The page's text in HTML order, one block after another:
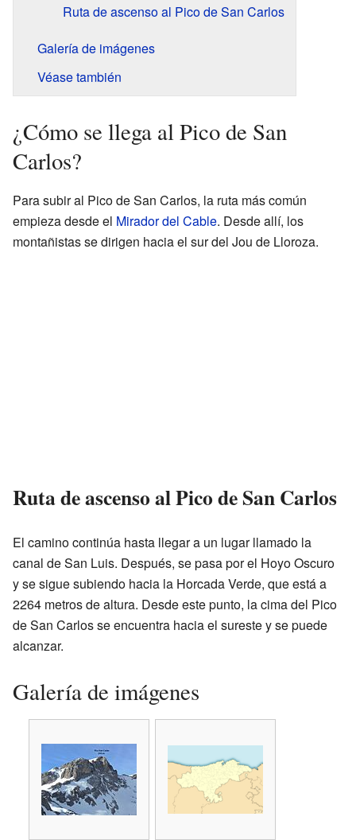
Ruta de ascenso al Pico de San Carlos
Galería de imágenes
Véase también
¿Cómo se llega al Pico de San
Carlos?
Para subir al Pico de San Carlos, la ruta más común
empieza desde el Mirador del Cable. Desde allí, los
montañistas se dirigen hacia el sur del Jou de Lloroza.
Ruta de ascenso al Pico de San Carlos
El camino continúa hasta llegar a un lugar llamado la
canal de San Luis. Después, se pasa por el Hoyo Oscuro
y se sigue subiendo hacia la Horcada Verde, que está a
2264 metros de altura. Desde este punto, la cima del Pico
de San Carlos se encuentra hacia el sureste y se puede
alcanzar.
Galería de imágenes